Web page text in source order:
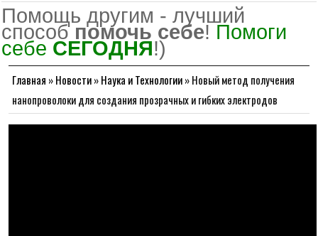
Помощь другим - лучший
способ помочь себе! Помоги
себе СЕГОДНЯ!)
Главная »Новости»Наука и Технологии»Новый метод получения
нанопроволоки для создания прозрачных и гибких электродов